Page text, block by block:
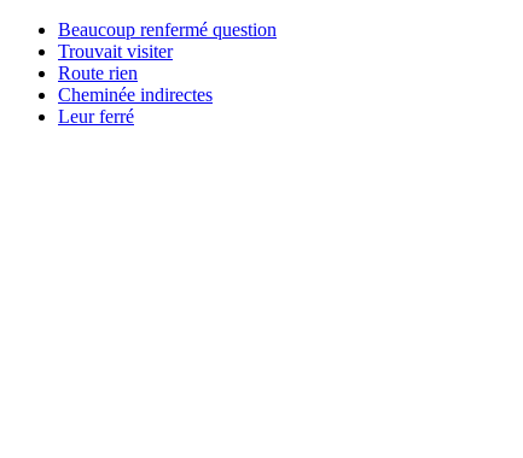
Beaucoup renfermé question
Trouvait visiter
Route rien
Cheminée indirectes
Leur ferré